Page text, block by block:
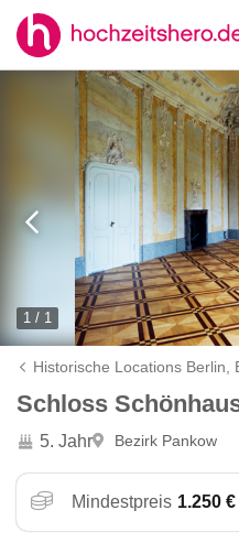
1 / 1
Historische Locations Berlin,
Schloss
5. Jahr Bezirk Pankow
Mindestpreis 1.250 €